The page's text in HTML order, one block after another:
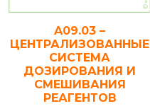
A09.03 –
ЦЕНТРАЛИЗОВАННЫЕ
СИСТЕМА
ДОЗИРОВАНИЯ И
СМЕШИВАНИЯ
РЕАГЕНТОВ